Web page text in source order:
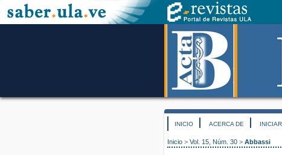
INICIO ACERCA DE
Inicio > Vol. 15, Núm. 30 > Abbassi